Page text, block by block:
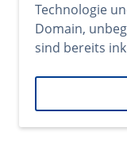
Technologie
Domain,
sind bereits